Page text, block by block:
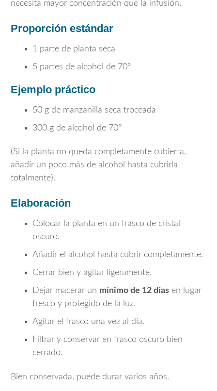
necesita mayor concentración que la infusión.
Proporción estándar
1 parte de planta seca
5 partes de alcohol de 70°
Ejemplo práctico
50 g de manzanilla seca troceada
300 g de alcohol de 70°
(Si la planta no queda completamente cubierta,
añadir un poco más de alcohol hasta cubrirla
totalmente).
Elaboración
Colocar la planta en un frasco de cristal
oscuro.
Añadir el alcohol hasta cubrir completamente.
Cerrar bien y agitar ligeramente.
Dejar macerar un mínimo de 12 días en lugar
fresco y protegido de la luz.
Agitar el frasco una vez al día.
Filtrar y conservar en frasco oscuro bien
cerrado.
Bien conservada, puede durar varios años.